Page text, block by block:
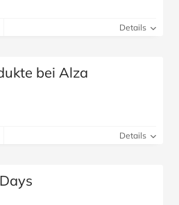
Details
bei Alza
Details